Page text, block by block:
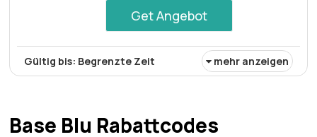
Get Angebot
Gültig bis: Begrenzte Zeit mehr anzeigen
hochwertiger Verarbeitung und modernem Design.
Base Blu Rabattcodes